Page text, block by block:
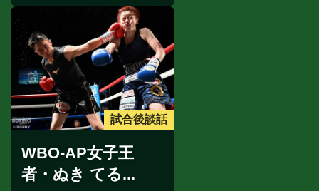
試合後談話
WBO-AP女子王
者・ぬき てる...